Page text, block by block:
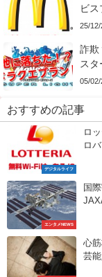
ビス
25/12/
詐欺
スタ
05/02/
おすすめの記事
デジタルライフ
ロ
ロ
エンタメNEWS
国
心
芸